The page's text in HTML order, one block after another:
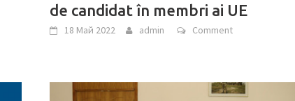
de candidat în membri ai UE
18 Май 2022 admin Comment